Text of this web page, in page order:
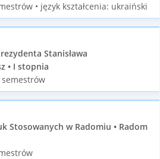
• język kształcenia: ukraiński
Stanisława
• I stopnia
Stosowanych w Radomiu • Radom